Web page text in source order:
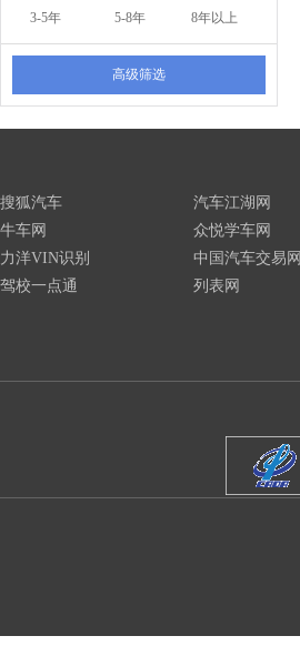
3-5年 5-8年 8年以上
高级筛选
搜狐汽车
牛车网
力洋VIN识别
驾校一点通
汽车江湖网
众悦学车网
中国汽车交易网
列表网